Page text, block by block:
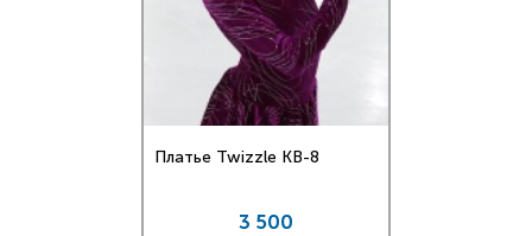
Платье Twizzle КВ-8
3 500